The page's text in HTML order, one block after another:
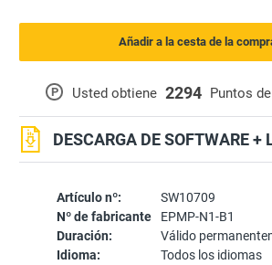
Artículo nº:
SW10709
Nº de fabricante
EPMP-N1-B1
Duración:
Válido
Idioma:
Todos los idiomas
P Usted obtiene 2294 Puntos
DESCARGA DE SOFTWARE +
Añadir a la cesta de la